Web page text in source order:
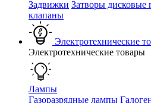
Задвижки Затворы дисковые
клапаны
Электротехнические
Электротехнические товары
Лампы
Газоразрядные лампы